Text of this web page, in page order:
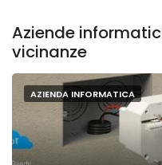
Aziende
vicinanze
AZIENDA INFORMATICA